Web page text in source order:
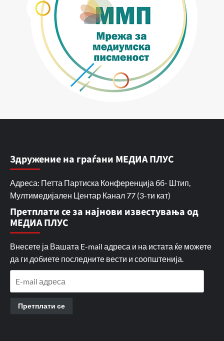
Здружение на граѓани МЕДИА ПЛУС
Адреса: Петта Партиска Конференција бб- Штип,
Мултимедијален Центар Канал 77 (3-ти кат)
Претплати се за најнови известувања од
МЕДИА ПЛУС
Внесете ја Вашата E-mail адреса и на истата ќе можете
да ги добиете последните вести и соопштенија.
Претплати се